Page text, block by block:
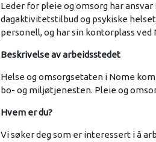
Leder for pleie og omsorg har
dagaktivitetstilbud og psykiske
personell, og har sin kontorplass
Beskrivelse av arbeidsstedet
Helse og omsorgsetaten i Nome
bo- og miljøtjenesten. Pleie og
Hvem er du?
Vi søker deg som er interessert i å